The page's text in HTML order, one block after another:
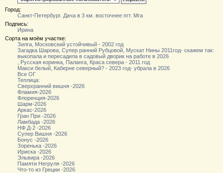
Город:
Санкт-Петербург. Дача в 3 км. восточнее пгт. Мга
Подпись:
Ирина
Сорта на моём участке:
Зилга, Московский устойчивый - 2002 год
Загадка Шарова, Супер ранний Рубцовой, Мускат Нины 2011год- скажем так:
выкопала и пересадила в садовый дворик на работе в 2026
, Русская коринка, Паланга, Краса севера - 2011 год
Макси белый, Каберне северный? - 2023 год- убрала в 2026
Все ОГ
Теплица:
Сверхранний вишня -2026
Фламия-2026
Флоренция-2026
Шарм-2026
Аркас-2026
Гран При -2026
Ламбада -2026
НФ Д-2 -2026
Супер Вишня -2026
Бонус -2026
Зоренька -2026
Ириска -2026
Эльвира -2026
Памяти Негруля -2026
Что-то из Греции -2026